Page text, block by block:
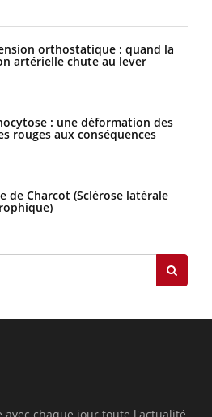
orthostatique : quand la
artérielle chute au lever
: une déformation des
rouges aux conséquences
de Charcot (Sclérose latérale
avec chaque jour toute l'actualité